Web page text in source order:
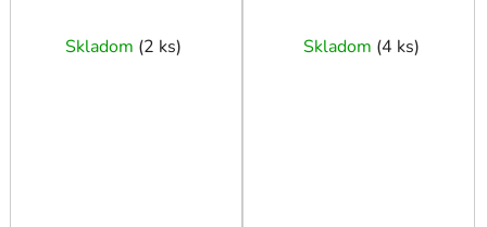
Skladom (2 ks) Skladom (4 ks)